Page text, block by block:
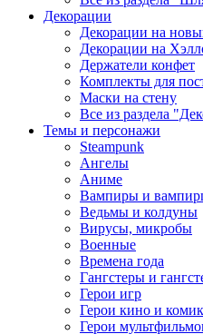
Декорации
Декорации на
Декорации на
Держатели конфет
Комплекты для
Маски на стену
Все из раздела
Темы и персонажи
Steampunk
Ангелы
Аниме
Вампиры и
Ведьмы и колдуны
Вирусы, микробы
Военные
Времена года
Гангстеры и
Герои игр
Герои кино и
Герои